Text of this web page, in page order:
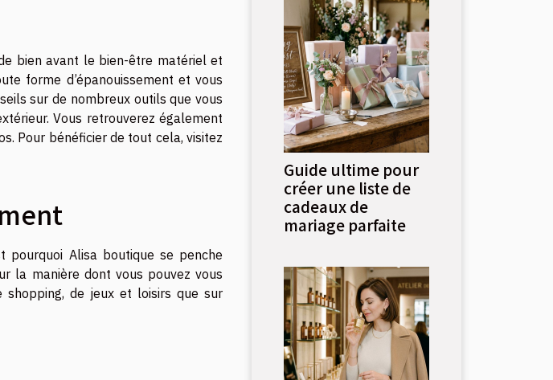
bien avant le bien-être matériel et
forme d’épanouissement et vous
sur de nombreux outils que vous
Vous retrouverez également
Pour bénéficier de tout cela, visitez
pourquoi Alisa boutique se penche
la manière dont vous pouvez vous
shopping, de jeux et loisirs que sur
Guide ultime pour
créer une liste de
cadeaux de
mariage parfaite